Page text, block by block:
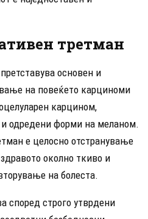
третман
основен и
на повеќето карциноми
карцином,
одредени форми на меланом.
е целосно отстранување
околно ткиво и
на болеста.
според строго утврдени